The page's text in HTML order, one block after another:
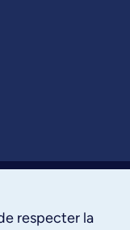
respecter la